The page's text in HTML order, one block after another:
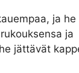
ja
ja
jättävät